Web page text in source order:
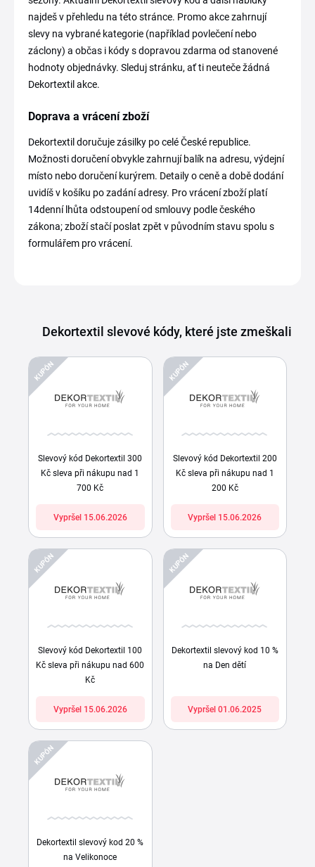
najdeš v přehledu na této stránce. Promo akce zahrnují
slevy na vybrané kategorie (například povlečení nebo
záclony) a občas i kódy s dopravou zdarma od stanovené
hodnoty objednávky. Sleduj stránku, ať ti neuteče žádná
Dekortextil akce.
Doprava a vrácení zboží
Dekortextil doručuje zásilky po celé České republice.
Možnosti doručení obvykle zahrnují balík na adresu, výdejní
místo nebo doručení kurýrem. Detaily o ceně a době dodání
uvidíš v košíku po zadání adresy. Pro vrácení zboží platí
14denní lhůta odstoupení od smlouvy podle českého
zákona; zboží stačí poslat zpět v původním stavu spolu s
formulářem pro vrácení.
Dekortextil slevové kódy, které jste zmeškali
KUPÓN
Slevový kód Dekortextil 300
Kč sleva při nákupu nad 1
700 Kč
Vypršel 15.06.2026
KUPÓN
Slevový kód Dekortextil 200
Kč sleva při nákupu nad 1
200 Kč
Vypršel 15.06.2026
KUPÓN
Slevový kód Dekortextil 100
Kč sleva při nákupu nad 600
Kč
Vypršel 15.06.2026
KUPÓN
Dekortextil slevový kod 10 %
na Den dětí
Vypršel 01.06.2025
KUPÓN
Dekortextil slevový kod 20 %
na Velikonoce